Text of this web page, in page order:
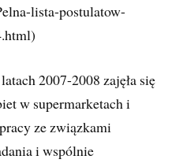
lista-postulatow-
2007-2008 zajęła się
w supermarketach i
ze związkami
i wspólnie